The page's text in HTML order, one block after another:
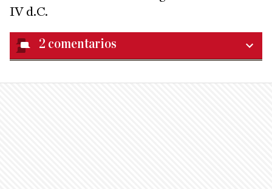
IV d.C.
2 comentarios